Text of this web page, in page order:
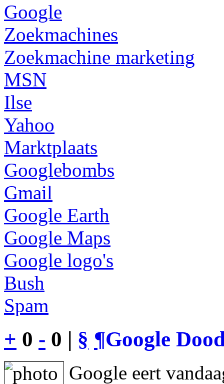
Google
Zoekmachines
Zoekmachine marketing
MSN
Ilse
Yahoo
Marktplaats
Googlebombs
Gmail
Google Earth
Google Maps
Google logo's
Bush
Spam
+ 0 - 0 | § ¶Google
Google eert